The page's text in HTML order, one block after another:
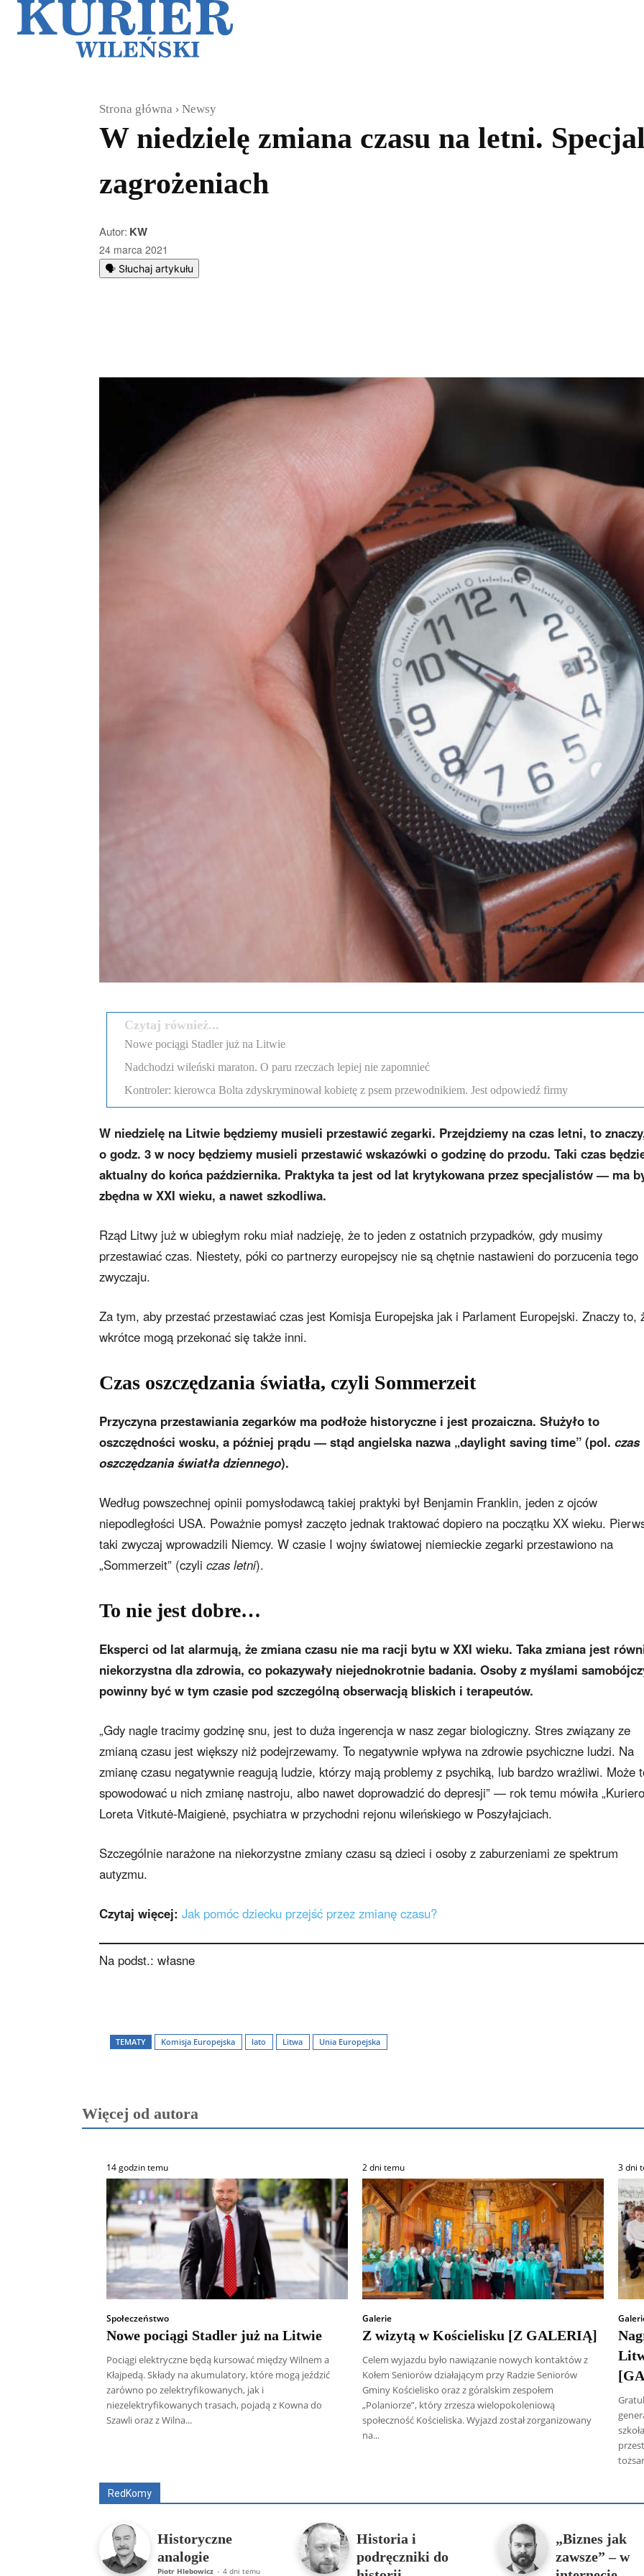
Strona główna Newsy
W niedzielę zmiana czasu na letni.
zagrożeniach
Autor: KW
24 marca 2021
🗣️ Słuchaj artykułu
Czytaj również...
Nowe pociągi Stadler już na Litwie
Nadchodzi wileński maraton. O paru rzeczach lepiej nie zapomnieć
Kontroler: kierowca Bolta zdyskryminował kobietę z psem przewodnikiem. Jest odpowiedź firmy
W niedzielę na Litwie będziemy musieli przestawić zegarki. Przejdziemy na czas letni, to
o godz. 3 w nocy będziemy musieli przestawić wskazówki o godzinę do przodu. Taki czas
aktualny do końca października. Praktyka ta jest od lat krytykowana przez specjalistów — ma
zbędna w XXI wieku, a nawet szkodliwa.
Rząd Litwy już w ubiegłym roku miał nadzieję, że to jeden z ostatnich przypadków, gdy musimy
przestawiać czas. Niestety, póki co partnerzy europejscy nie są chętnie nastawieni do porzucenia tego
zwyczaju.
Za tym, aby przestać przestawiać czas jest Komisja Europejska jak i Parlament Europejski. Znaczy to,
wkrótce mogą przekonać się także inni.
Czas oszczędzania światła, czyli Sommerzeit
Przyczyna przestawiania zegarków ma podłoże historyczne i jest prozaiczna. Służyło to
oszczędności wosku, a później prądu — stąd angielska nazwa „daylight saving time” (pol. czas
oszczędzania światła dziennego).
Według powszechnej opinii pomysłodawcą takiej praktyki był Benjamin Franklin, jeden z ojców
niepodległości USA. Poważnie pomysł zaczęto jednak traktować dopiero na początku XX wieku.
taki zwyczaj wprowadzili Niemcy. W czasie I wojny światowej niemieckie zegarki przestawiono na
„Sommerzeit” (czyli czas letni).
To nie jest dobre…
Eksperci od lat alarmują, że zmiana czasu nie ma racji bytu w XXI wieku. Taka zmiana jest
niekorzystna dla zdrowia, co pokazywały niejednokrotnie badania. Osoby z myślami
powinny być w tym czasie pod szczególną obserwacją bliskich i terapeutów.
„Gdy nagle tracimy godzinę snu, jest to duża ingerencja w nasz zegar biologiczny. Stres związany ze
zmianą czasu jest większy niż podejrzewamy. To negatywnie wpływa na zdrowie psychiczne ludzi. Na
zmianę czasu negatywnie reagują ludzie, którzy mają problemy z psychiką, lub bardzo wrażliwi. Może
spowodować u nich zmianę nastroju, albo nawet doprowadzić do depresji” — rok temu mówiła
Loreta Vitkutė-Maigienė, psychiatra w przychodni rejonu wileńskiego w Poszyłajciach.
Szczególnie narażone na niekorzystne zmiany czasu są dzieci i osoby z zaburzeniami ze spektrum
autyzmu.
Czytaj więcej: Jak pomóc dziecku przejść przez zmianę czasu?
Na podst.: własne
TEMATY Komisja Europejska lato Litwa Unia Europejska
Więcej od autora
14 godzin temu
Społeczeństwo
Nowe pociągi Stadler już na Litwie
Pociągi elektryczne będą kursować między Wilnem a
Kłajpedą. Składy na akumulatory, które mogą jeździć
zarówno po zelektryfikowanych, jak i
niezelektryfikowanych trasach, pojadą z Kowna do
Szawli oraz z Wilna...
2 dni temu
Galerie
Z wizytą w Kościelisku [Z GALERIĄ]
Celem wyjazdu było nawiązanie nowych kontaktów z
Kołem Seniorów działającym przy Radzie Seniorów
Gminy Kościelisko oraz z góralskim zespołem
„Polaniorze”, który zrzesza wielopokoleniową
społeczność Kościeliska. Wyjazd został zorganizowany
na...
3 dni
RedKomy
ks. Jarosław
Historyczne
analogie
Piotr Hlebowicz - 4 dni temu
Historia i
podręczniki do
„Biznes jak
zawsze” – w